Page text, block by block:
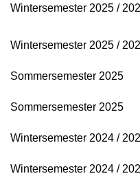
Wintersemester 2025 /
Wintersemester 2025 /
Sommersemester 2025
Sommersemester 2025
Wintersemester 2024 /
Wintersemester 2024 /